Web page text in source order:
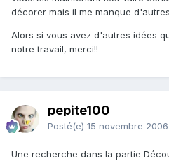
décorer mais il me manque
Alors si vous avez d'autres idées
notre travail, merci!!
pepite100
Posté(e) 15 novembre 2006
Une recherche dans la partie